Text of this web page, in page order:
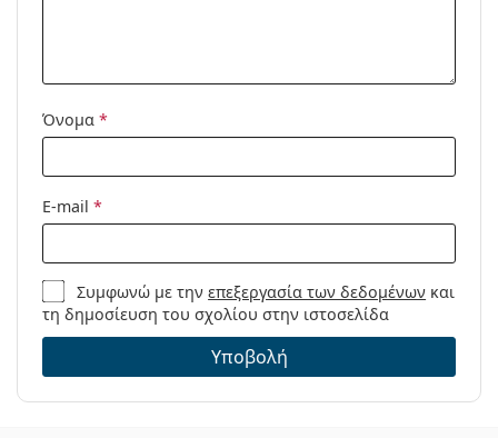
Μοντέλο:
Όνομα *
E-mail *
Συμφωνώ με τηνεπεξεργασία των δεδομένων και
τη δημοσίευση του σχολίου στην ιστοσελίδα
Υποβολή